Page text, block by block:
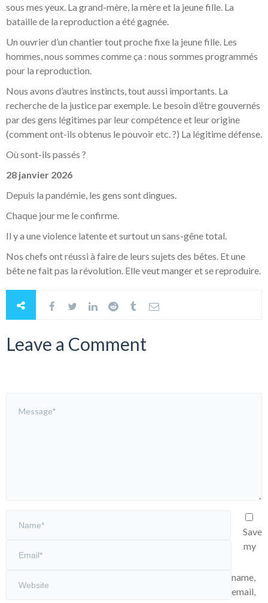
sous mes yeux. La grand-mère, la mère et la jeune fille. La
bataille de la reproduction a été gagnée.
Un ouvrier d’un chantier tout proche fixe la jeune fille. Les
hommes, nous sommes comme ça : nous sommes programmés
pour la reproduction.
Nous avons d’autres instincts, tout aussi importants. La
recherche de la justice par exemple. Le besoin d’être gouvernés
par des gens légitimes par leur compétence et leur origine
(comment ont-ils obtenus le pouvoir etc. ?) La légitime défense.
Où sont-ils passés ?
28 janvier 2026
Depuis la pandémie, les gens sont dingues.
Chaque jour me le confirme.
Il y a une violence latente et surtout un sans-gêne total.
Nos chefs ont réussi à faire de leurs sujets des bêtes. Et une
bête ne fait pas la révolution. Elle veut manger et se reproduire.
Leave a Comment
Save
my
name,
email,